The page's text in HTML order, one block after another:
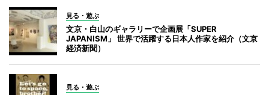
見る・遊ぶ
文京・白山のギャラリーで企画展「SUPER
JAPANISM」 世界で活躍する日本人作家を紹介（文京
経済新聞）
見る・遊ぶ